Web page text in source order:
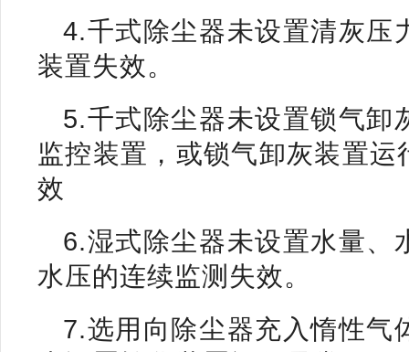
4.千式除尘器未设置清灰压
装置失效。
5.千式除尘器未设置锁气卸
监控装置，或锁气卸灰装置
效
6.湿式除尘器未设置水量、
水压的连续监测失效。
7.选用向除尘器充入惰性气